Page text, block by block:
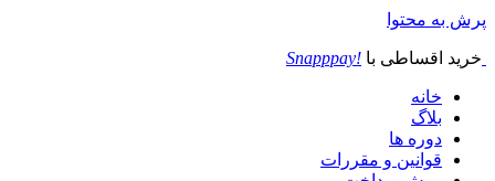
پرش به محتوا
خرید اقساطی با !Snapppay
خانه
بلاگ
دوره ها
قوانین و مقررات